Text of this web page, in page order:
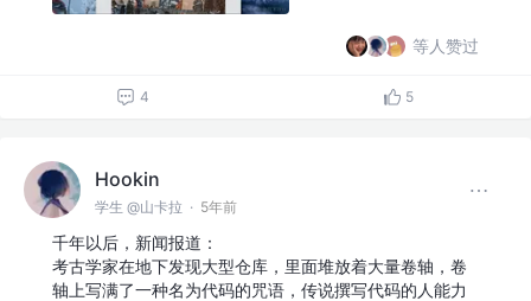
等人赞过
4 5
Hookin
学生 @山卡拉 · 5年前
千年以后，新闻报道：
考古学家在地下发现大型仓库，里面堆放着大量卷轴，卷
轴上写满了一种名为代码的咒语，传说撰写代码的人能力